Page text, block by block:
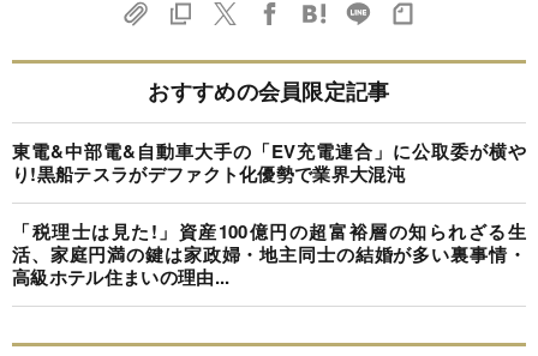
おすすめの会員限定記事
東電&中部電&自動車大手の「EV充電連合」に公取委が横や
り!黒船テスラがデファクト化優勢で業界大混沌
「税理士は見た!」資産100億円の超富裕層の知られざる生
活、家庭円満の鍵は家政婦・地主同士の結婚が多い裏事情・
高級ホテル住まいの理由...